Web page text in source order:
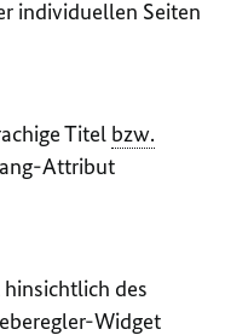
individuellen Seiten
Titel bzw.
Attribut
des
Widget